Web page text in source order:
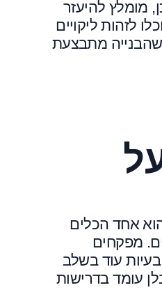
מומלץ להיעזר
לזהות ליקויים
מתבצעת
אחד הכלים
מפקחים
בעיות עוד בשלב
עומד בדרישות